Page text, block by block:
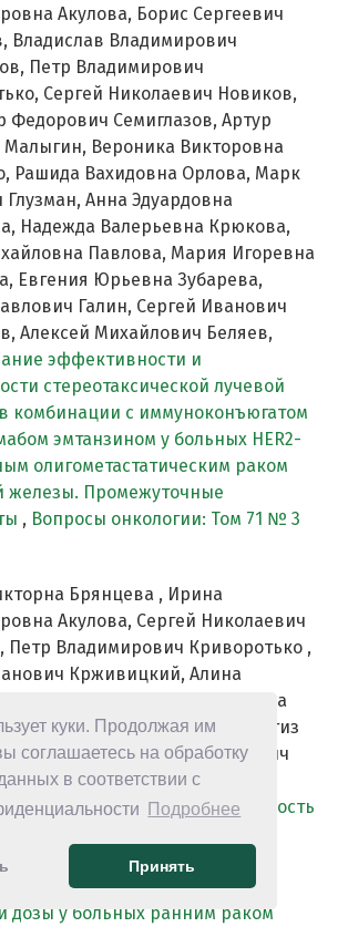
куки. Продолжая им
соглашаетесь на обработку
в соответствии с
Подробнее
Принять
Акулова, Борис Сергеевич
Владислав Владимирович
Петр Владимирович
Сергей Николаевич Новиков,
Федорович Семиглазов, Артур
Вероника Викторовна
Рашида Вахидовна Орлова, Марк
Глузман, Анна Эдуардовна
Надежда Валерьевна Крюкова,
Павлова, Мария Игоревна
Евгения Юрьевна Зубарева,
Галин, Сергей Иванович
Алексей Михайлович Беляев,
эффективности и
стереотаксической лучевой
комбинации с иммуноконъюгатом
эмтанзином у больных HER2-
олигометастатическим раком
железы. Промежуточные
, Вопросы онкологии: Том 71 № 3
Брянцева , Ирина
Акулова, Сергей Николаевич
Петр Владимирович Криворотько ,
Крживицкий, Алина
Хорошавина , Арина Олеговна
Сергеевна Яганова , Тенгиз
Табагуа , Александр Сергеевич
, Сергей Васильевич Канаев,
Беляев,Эффективность
молочной железы с помощью
брахитерапии высокой
дозы у больных ранним раком